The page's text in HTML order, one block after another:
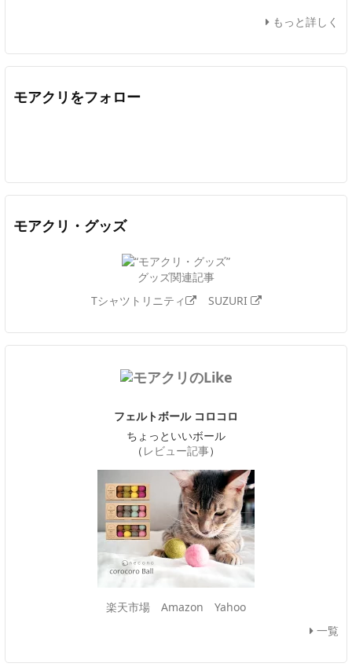
もっと詳しく
モアクリをフォロー
モアクリ・グッズ
グッズ関連記事
Tシャツトリニティ
SUZURI
フェルトボール コロコロ
ちょっといいボール
（ レビュー記事）
楽天市場 Amazon
Yahoo
一覧